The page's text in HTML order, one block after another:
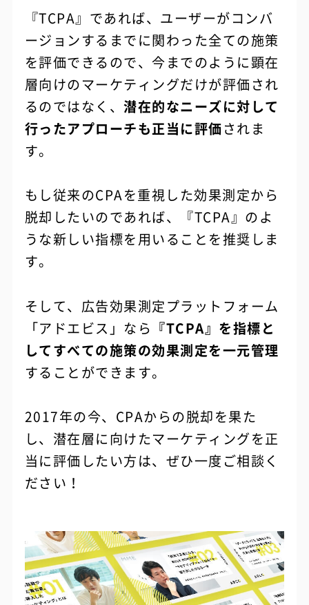
『TCPA』であれば、ユーザーがコンバ
ージョンするまでに関わった全ての施策
を評価できるので、今までのように顕在
層向けのマーケティングだけが評価され
るのではなく、潜在的なニーズに対して
行ったアプローチも正当に評価されま
す。
もし従来のCPAを重視した効果測定から
脱却したいのであれば、『TCPA』のよ
うな新しい指標を用いることを推奨しま
す。
そして、広告効果測定プラットフォーム
「アドエビス」なら 『TCPA』を指標と
してすべての施策の効果測定を一元管理
することができます。
2017年の今、CPAからの脱却を果た
し、潜在層に向けたマーケティングを正
当に評価したい方は、ぜひ一度ご相談く
ださい！